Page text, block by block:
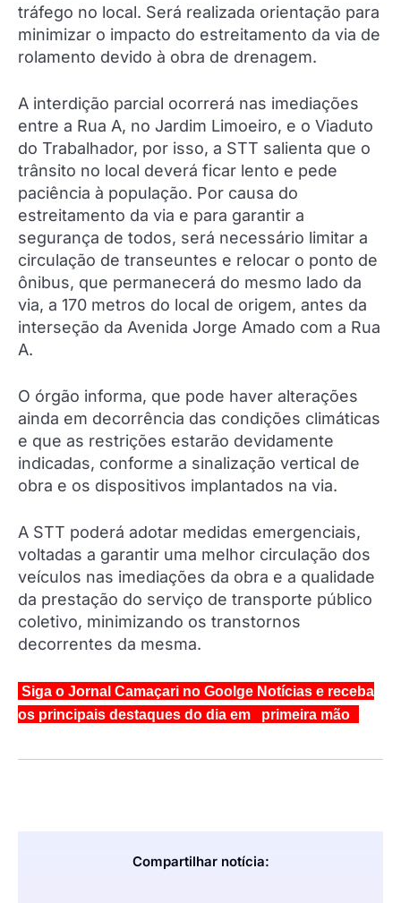
tráfego no local. Será realizada orientação para
minimizar o impacto do estreitamento da via de
rolamento devido à obra de drenagem.
A interdição parcial ocorrerá nas imediações
entre a Rua A, no Jardim Limoeiro, e o Viaduto
do Trabalhador, por isso, a STT salienta que o
trânsito no local deverá ficar lento e pede
paciência à população. Por causa do
estreitamento da via e para garantir a
segurança de todos, será necessário limitar a
circulação de transeuntes e relocar o ponto de
ônibus, que permanecerá do mesmo lado da
via, a 170 metros do local de origem, antes da
interseção da Avenida Jorge Amado com a Rua
A.
O órgão informa, que pode haver alterações
ainda em decorrência das condições climáticas
e que as restrições estarão devidamente
indicadas, conforme a sinalização vertical de
obra e os dispositivos implantados na via.
A STT poderá adotar medidas emergenciais,
voltadas a garantir uma melhor circulação dos
veículos nas imediações da obra e a qualidade
da prestação do serviço de transporte público
coletivo, minimizando os transtornos
decorrentes da mesma.
Siga o Jornal Camaçari no Goolge Notícias e receba
os principais destaques do dia em primeira mão
Compartilhar notícia: